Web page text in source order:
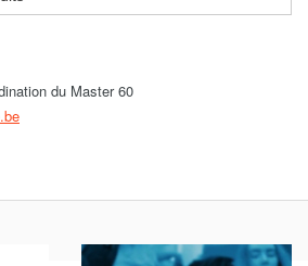
du Master 60